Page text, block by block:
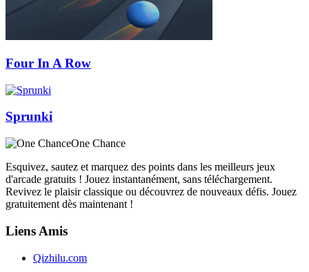
Four In A Row
Sprunki
One Chance
Esquivez, sautez et marquez des points dans les meilleurs jeux
d'arcade gratuits ! Jouez instantanément, sans téléchargement.
Revivez le plaisir classique ou découvrez de nouveaux défis. Jouez
gratuitement dès maintenant !
Liens Amis
Qizhilu.com